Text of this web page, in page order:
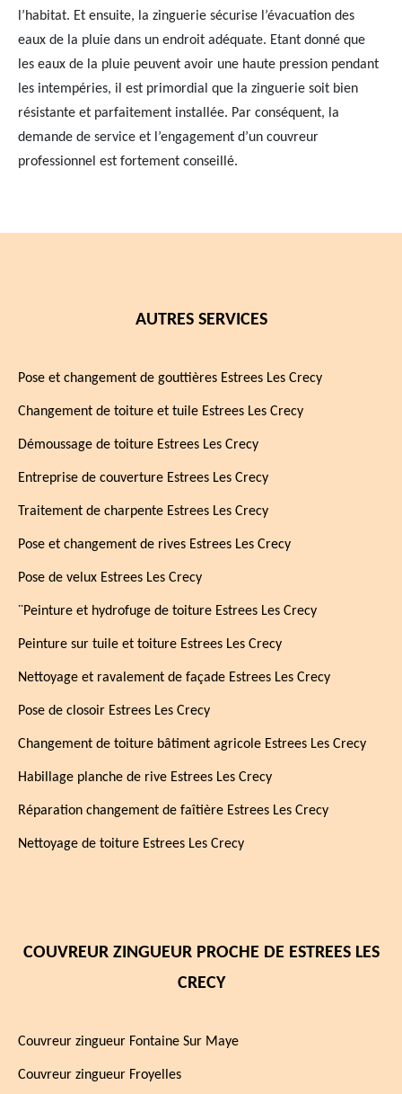
l’habitat. Et ensuite, la zinguerie sécurise l’évacuation des
eaux de la pluie dans un endroit adéquate. Etant donné que
les eaux de la pluie peuvent avoir une haute pression pendant
les intempéries, il est primordial que la zinguerie soit bien
résistante et parfaitement installée. Par conséquent, la
demande de service et l’engagement d’un couvreur
professionnel est fortement conseillé.
AUTRES SERVICES
Pose et changement de gouttières Estrees Les Crecy
Changement de toiture et tuile Estrees Les Crecy
Démoussage de toiture Estrees Les Crecy
Entreprise de couverture Estrees Les Crecy
Traitement de charpente Estrees Les Crecy
Pose et changement de rives Estrees Les Crecy
Pose de velux Estrees Les Crecy
¨Peinture et hydrofuge de toiture Estrees Les Crecy
Peinture sur tuile et toiture Estrees Les Crecy
Nettoyage et ravalement de façade Estrees Les Crecy
Pose de closoir Estrees Les Crecy
Changement de toiture bâtiment agricole Estrees Les Crecy
Habillage planche de rive Estrees Les Crecy
Réparation changement de faîtière Estrees Les Crecy
Nettoyage de toiture Estrees Les Crecy
COUVREUR ZINGUEUR PROCHE DE ESTREES LES
CRECY
Couvreur zingueur Fontaine Sur Maye
Couvreur zingueur Froyelles